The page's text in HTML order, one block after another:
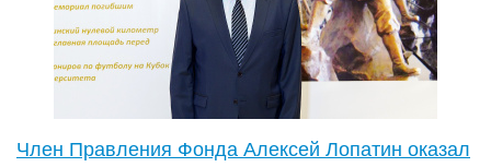
Член Правления Фонда Алексей Лопатин оказал